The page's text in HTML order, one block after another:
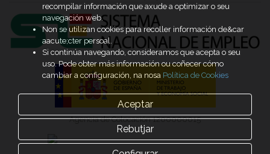
Agencia de Colocación 1200000015
recompilar información que axude a optimizar o seu
navegación web.
Non se utilizan cookies para recoller información de&car
aacute;cter persoal.
Si continúa navegando, consideramos que acepta o seu
uso. Pode obter más información ou coñecer cómo
cambiar a configuración, na nosa Política de Cookies
Aceptar
Rebutjar